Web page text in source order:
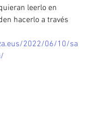
leerlo en
hacerlo a través
2022/06/10/sa